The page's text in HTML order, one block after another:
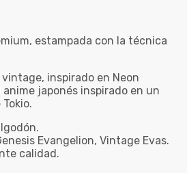
estampada con la técnica
inspirado en Neon
anime japonés inspirado en un
Evangelion, Vintage Evas.
calidad.